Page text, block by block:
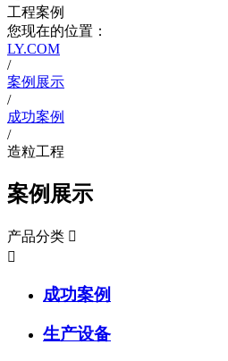
工程案例
您现在的位置：
LY.COM
/
案例展示
/
成功案例
/
造粒工程
案例展示
产品分类 

成功案例
生产设备